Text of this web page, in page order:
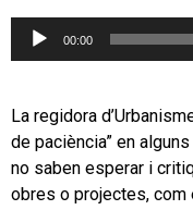
Reproductor
00:00
La regidora
de paciència” en
no saben esperar i
obres o projectes, com